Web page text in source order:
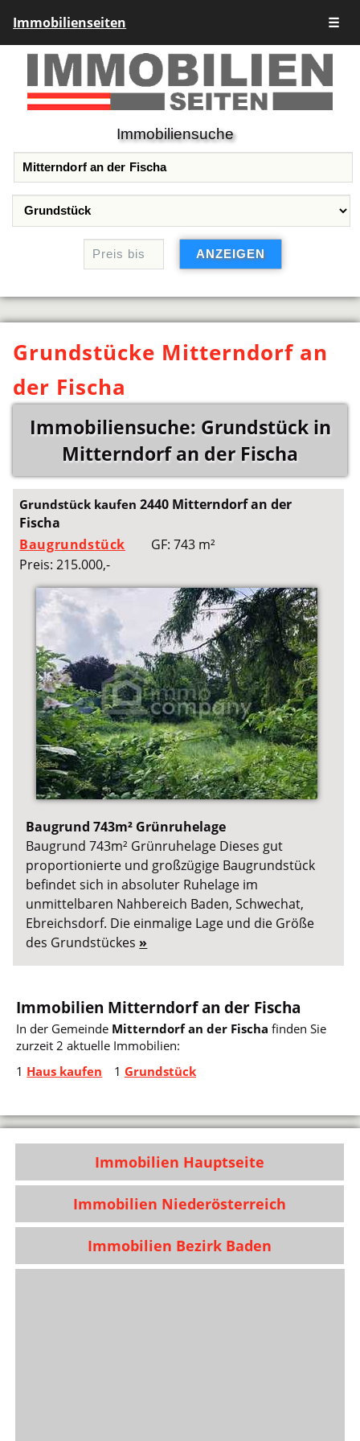
Immobilienseiten ☰
Immobiliensuche
Grundstücke Mitterndorf an
der Fischa
Immobiliensuche: Grundstück in
Mitterndorf an der Fischa
Grundstück kaufen2440 Mitterndorf an der
Fischa
Baugrundstück
GF: 743 m²
Preis: 215.000,-
Baugrund 743m² Grünruhelage
Baugrund 743m² Grünruhelage Dieses gut
proportionierte und großzügige Baugrundstück
befindet sich in absoluter Ruhelage im
unmittelbaren Nahbereich Baden, Schwechat,
Ebreichsdorf. Die einmalige Lage und die Größe
des Grundstückes »
Immobilien Mitterndorf an der Fischa
In der Gemeinde Mitterndorf an der Fischa finden Sie
zurzeit 2 aktuelle Immobilien:
1 Haus kaufen 1 Grundstück
Immobilien Hauptseite
Immobilien Niederösterreich
Immobilien Bezirk Baden